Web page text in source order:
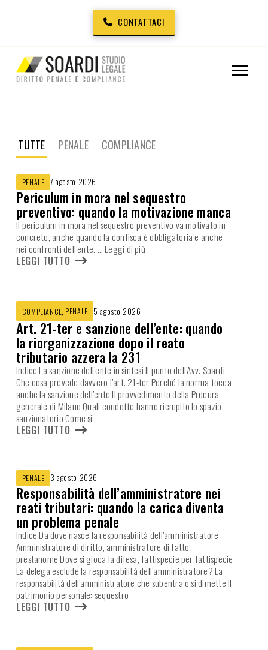
CONTATTACI
TUTTE PENALE COMPLIANCE
PENALE 7 agosto 2026
Periculum in mora nel sequestro
preventivo: quando la motivazione manca
Il periculum in mora nel sequestro preventivo va motivato in
concreto, anche quando la confisca è obbligatoria e anche
nei confronti dell’ente. … Leggi di più
LEGGI TUTTO
COMPLIANCE, PENALE 5 agosto 2026
Art. 21-ter e sanzione dell’ente: quando
la riorganizzazione dopo il reato
tributario azzera la 231
Indice La sanzione dell’ente in sintesi Il punto dell’Avv. Soardi
Che cosa prevede davvero l’art. 21-ter Perché la norma tocca
anche la sanzione dell’ente Il provvedimento della Procura
generale di Milano Quali condotte hanno riempito lo spazio
sanzionatorio Come si
LEGGI TUTTO
PENALE 3 agosto 2026
Responsabilità dell’amministratore nei
reati tributari: quando la carica diventa
un problema penale
Indice Da dove nasce la responsabilità dell’amministratore
Amministratore di diritto, amministratore di fatto,
prestanome Dove si gioca la difesa, fattispecie per fattispecie
La delega esclude la responsabilità dell’amministratore? La
responsabilità dell’amministratore che subentra o si dimette Il
patrimonio personale: sequestro
LEGGI TUTTO